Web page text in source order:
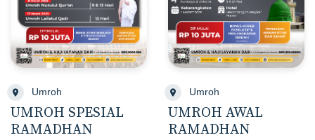
Umroh
UMROH SPESIAL
RAMADHAN
Umroh
UMROH AWAL
RAMADHAN